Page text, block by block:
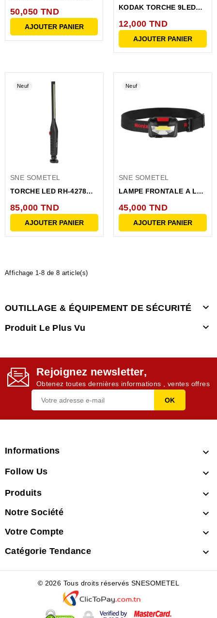
lumens,IP64...
50,050 TND
AJOUTER PANIER
KODAK TORCHE 9LED
12,000 TND
AJOUTER PANIER
Neuf
SNE SOMETEL
TORCHE LED RH-4278
85,000 TND
AJOUTER PANIER
Neuf
SNE SOMETEL
LAMPE FRONTALE A LED
45,000 TND
AJOUTER PANIER
Affichage 1-8 de 8 article(s)
OUTILLAGE & ÉQUIPEMENT DE SÉCURITÉ 
Produit Le Plus Vu 
Rejoignez newsletter,
Obtenez toutes dernières informations , ventes offres
Informations 
Follow Us 
Produits 
Notre Société 
Votre Compte 
Catégorie Tendance 
© 2026 Tous droits réservés SNESOMETEL